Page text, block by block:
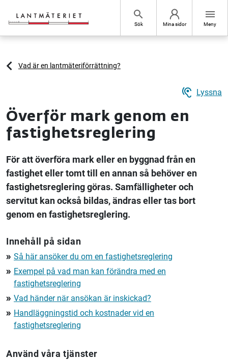
search
Sök Mina sidor
menu
Meny
Vad är en lantmäteriförrättning?
hearing Lyssna
Överför mark genom en
fastighetsreglering
För att överföra mark eller en byggnad från en
fastighet eller tomt till en annan så behöver en
fastighetsreglering göras. Samfälligheter och
servitut kan också bildas, ändras eller tas bort
genom en fastighetsreglering.
Innehåll på sidan
double_arrow Så här ansöker du om en fastighetsreglering
double_arrow Exempel på vad man kan förändra med en
fastighetsreglering
double_arrow Vad händer när ansökan är inskickad?
double_arrow Handläggningstid och kostnader vid en
fastighetsreglering
Använd våra tjänster